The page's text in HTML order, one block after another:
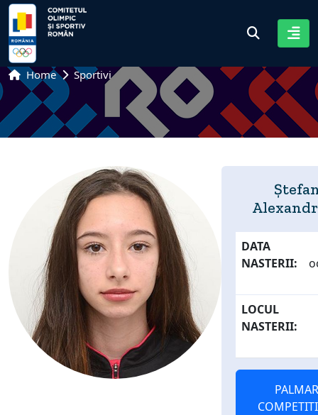
Home Sportivi
DATA
NASTERII:
LOCUL
NASTERII: